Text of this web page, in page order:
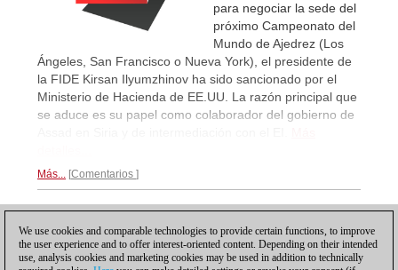
para negociar la sede del
próximo Campeonato del
Mundo de Ajedrez (Los
Ángeles, San Francisco o Nueva York), el presidente de
la FIDE Kirsan Ilyumzhinov ha sido sancionado por el
Ministerio de Hacienda de EE.UU. La razón principal que
se aduce es su papel como colaborador del gobierno de
Más... Comentarios
We use cookies and comparable technologies to provide certain functions, to improve
the user experience and to offer interest-oriented content. Depending on their intended
use, analysis cookies and marketing cookies may be used in addition to technically